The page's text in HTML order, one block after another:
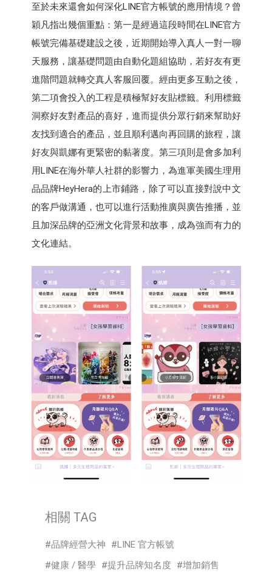
至於未來還會如何深化LINE官方帳號的應用情境？曾
穎凡指出幾個重點：第一是經過這段時間在LINE官方
帳號完備基礎建設之後，近期開始導入真人一對一聊
天服務，讓基礎問題由自動化題組協助，若好友有更
進階問題就轉交真人客服回覆。經由更多互動之後，
第二項會投入的工程是積極幫好友貼標籤。利用標籤
洞察好友對產品的喜好，進而提供分眾行銷來幫助好
友找到適合的產品，並且順利邁向再回購的旅程，讓
好友與凱娜有更緊密的黏著度。第三項則是會多加利
用LINE在海外華人社群的影響力，為進軍美國生理用
品品牌HeyHera的上市鋪路，除了可以直接對說中文
的客戶做溝通，也可以進行活動推廣與廣告推播，並
且加深品牌的亞洲文化背景和故事，成為強而有力的
文化連結。
相關 TAG
品牌經營大神
LINE 官方帳號
健康 / 醫學
提升品牌知名度 增加銷售